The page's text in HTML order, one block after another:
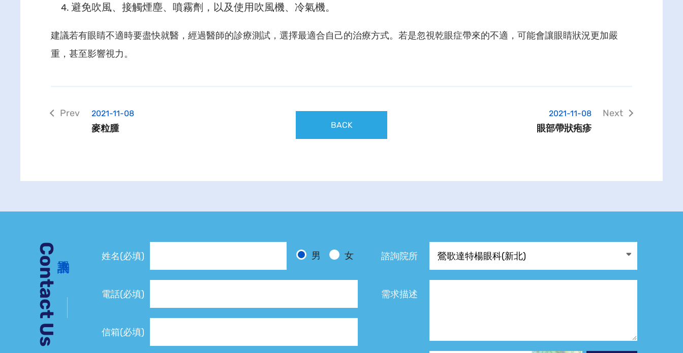
避免吹風、接觸煙塵、噴霧劑，以及使用吹風機、冷氣機。
建議若有眼睛不適時要盡快就醫，經過醫師的診療測試，選擇最適合自己的治療方式。若是忽視乾眼症帶來的不適，可能會讓眼睛狀況更加嚴
重，甚至影響視力。
2021-11-08
麥粒腫
2021-11-08
眼部帶狀疱疹
BACK
Contact Us 姓名(必填) 男 女
電話(必填)
信箱(必填)
諮詢院所
需求描述